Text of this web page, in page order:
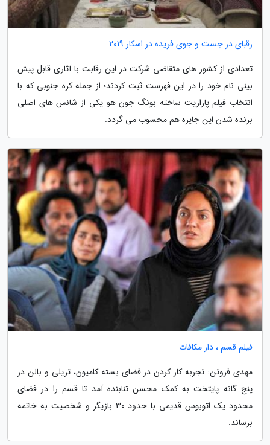
رقبای در جست و جوی فریده در اسکار 2019
تعدادی از کشور های متقاضی شرکت در این رقابت با آثاری قابل پیش
بینی نام خود را در این فهرست ثبت کردند؛ از جمله کره جنوبی که با
انتخاب فیلم پارازیت ساخته بونگ جون هو یکی از شانس های اصلی
برنده شدن این جایزه هم محسوب می گردد.
فیلم قسم ، دار مکافات
مهدی فروتن: تجربه کار کردن در فضای بسته کامیون، تریلی و بالن در
پنج گانه پایتخت به کمک محسن تنابنده آمد تا قسم را در فضای
محدود یک اتوبوس قدیمی با حدود 30 بازیگر و شخصیت به خاتمه
برساند.